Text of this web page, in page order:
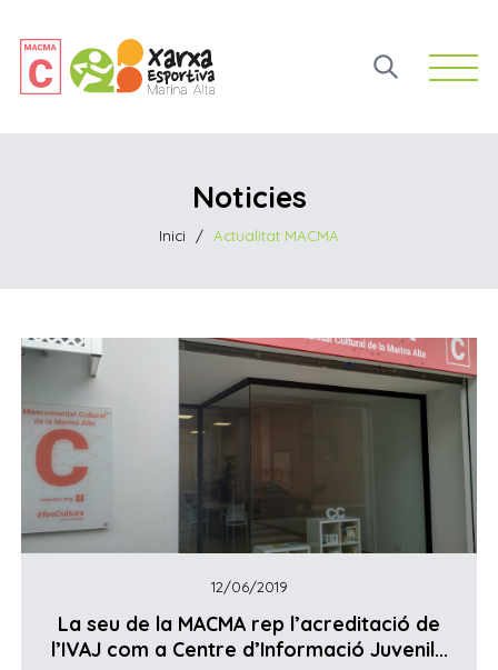
Open
Noticies
Inici / Actualitat MACMA
12/06/2019
La seu de la MACMA rep l’acreditació de
l’IVAJ com a Centre d’Informació Juvenil...